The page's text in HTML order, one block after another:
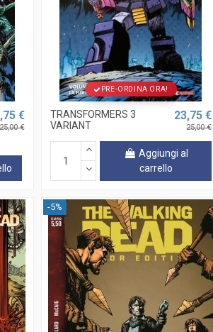
€
€
PRE-ORDINA ORA!
TRANSFORMERS 3
VARIANT
23,75 €
25,00 €
Aggiungi al
carrello
-5%